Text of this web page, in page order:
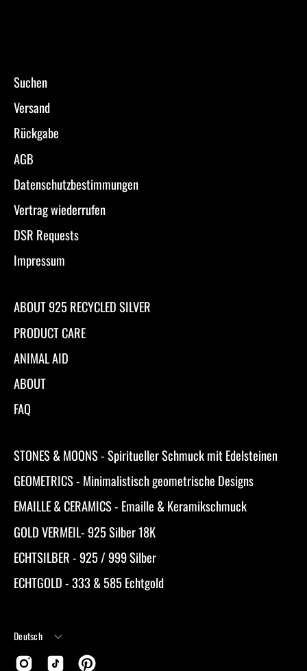
Suchen
Versand
Rückgabe
AGB
Datenschutzbestimmungen
Vertrag wiederrufen
DSR Requests
Impressum
ABOUT 925 RECYCLED SILVER
PRODUCT CARE
ANIMAL AID
ABOUT
FAQ
STONES & MOONS - Spiritueller Schmuck mit Edelsteinen
GEOMETRICS - Minimalistisch geometrische Designs
EMAILLE & CERAMICS - Emaille & Keramikschmuck
GOLD VERMEIL- 925 Silber 18K
ECHTSILBER - 925 / 999 Silber
ECHTGOLD - 333 & 585 Echtgold
Sprache
Deutsch